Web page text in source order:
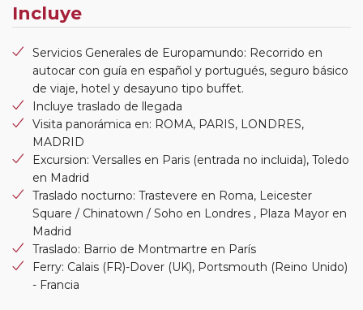
Incluye
Servicios Generales de Europamundo: Recorrido en
autocar con guía en español y portugués, seguro básico
de viaje, hotel y desayuno tipo buffet.
Incluye traslado de llegada
Visita panorámica en: ROMA, PARIS, LONDRES,
MADRID
Excursion: Versalles en Paris (entrada no incluida), Toledo
en Madrid
Traslado nocturno: Trastevere en Roma, Leicester
Square / Chinatown / Soho en Londres , Plaza Mayor en
Madrid
Traslado: Barrio de Montmartre en París
Ferry: Calais (FR)-Dover (UK), Portsmouth (Reino Unido)
- Francia